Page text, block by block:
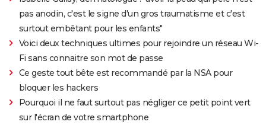
pas anodin, c'est le signe d'un gros traumatisme et c'est
surtout embêtant pour les enfants"
Voici deux techniques ultimes pour rejoindre un réseau Wi-
Fi sans connaitre son mot de passe
Ce geste tout bête est recommandé par la NSA pour
bloquer les hackers
Pourquoi il ne faut surtout pas négliger ce petit point vert
sur l'écran de votre smartphone